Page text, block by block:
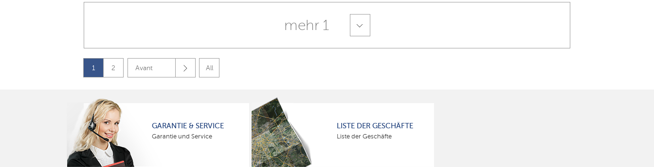
mehr 1
1 2 Avant All
GARANTIE & SERVICE
Garantie und Service
LISTE DER GESCHÄFTE
Liste der Geschäfte